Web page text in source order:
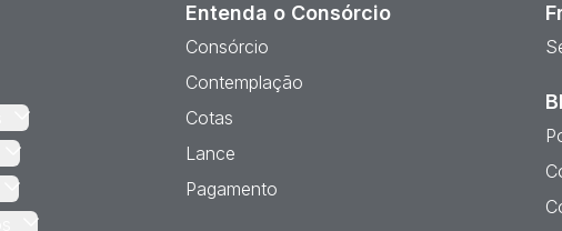
Entenda o Consórcio
Consórcio
Contemplação
Cotas
Lance
Pagamento